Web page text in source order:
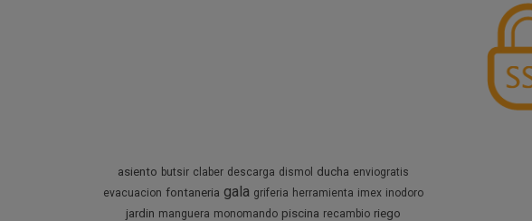
asiento butsir claber descarga dismol ducha enviogratis
evacuacion fontaneria gala griferia herramienta imex inodoro
jardin manguera monomando piscina recambio riego